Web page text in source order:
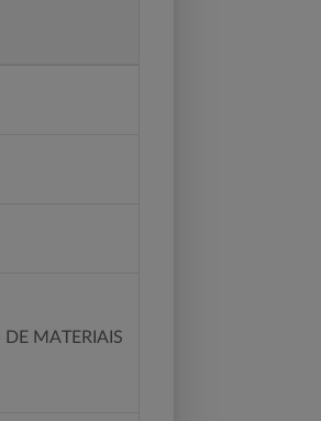
MATERIAIS